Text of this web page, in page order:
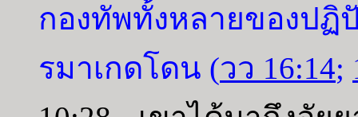
กองทัพทั้งหลายของปฏิ
รมาเกดโดน (วว 16:14;